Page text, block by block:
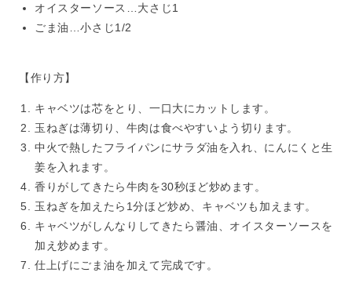
オイスターソース…大さじ1
ごま油…小さじ1/2
【作り方】
キャベツは芯をとり、一口大にカットします。
玉ねぎは薄切り、牛肉は食べやすいよう切ります。
中火で熱したフライパンにサラダ油を入れ、にんにくと生
姜を入れます。
香りがしてきたら牛肉を30秒ほど炒めます。
玉ねぎを加えたら1分ほど炒め、キャベツも加えます。
キャベツがしんなりしてきたら醤油、オイスターソースを
加え炒めます。
仕上げにごま油を加えて完成です。